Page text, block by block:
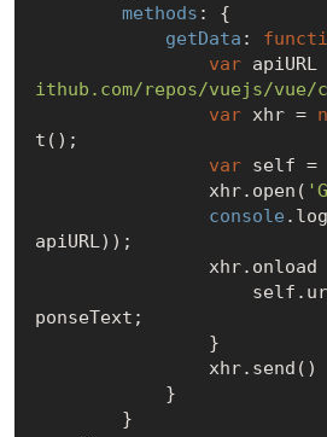
methods : {
getData :
var apiURL
ithub.com/repos/vuejs/vue/
var xhr =
t();
var self =
                xhr.open(
console
apiURL));
ponseText;